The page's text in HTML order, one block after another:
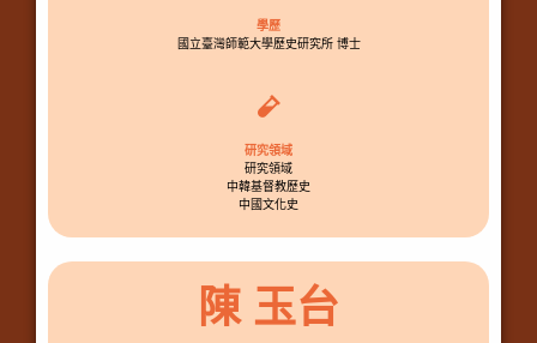
學歷
國立臺灣師範大學歷史研究所 博士
研究領域
研究領域
中韓基督教歷史
中國文化史
陳 玉台